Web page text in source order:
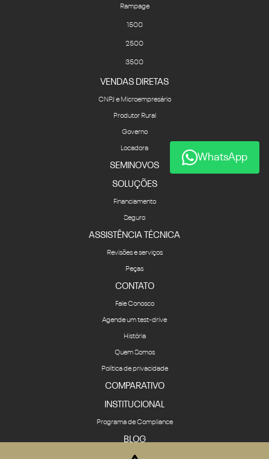
Rampage
1500
2500
3500
VENDAS DIRETAS
CNPJ e Microempresário
Produtor Rural
Governo
Locadora
SEMINOVOS
SOLUÇÕES
Financiamento
Seguro
ASSISTÊNCIA TÉCNICA
Revisões e serviços
Peças
CONTATO
Fale Conosco
Agende um test-drive
História
Quem Somos
Política de privacidade
COMPARATIVO
INSTITUCIONAL
Programa de Compliance
BLOG
WhatsApp